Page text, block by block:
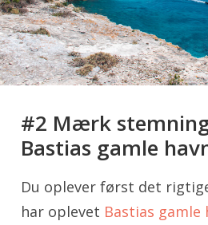
#2 Mærk
Bastias gamle
Du oplever først det
har oplevet Bastias gamle